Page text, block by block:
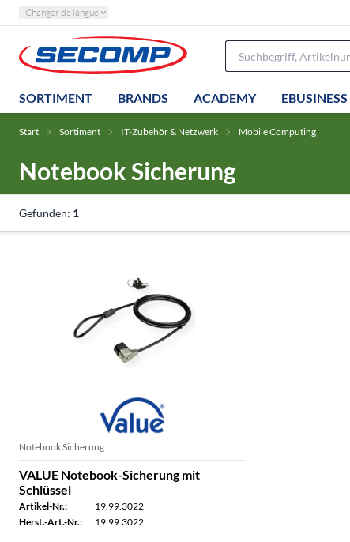
Changer de langue
SORTIMENT BRANDS ACADEMY EBUSINESS
Start Sortiment IT-Zubehör & Netzwerk Mobile Computing
Notebook Sicherung
Gefunden: 1
Notebook Sicherung
VALUE Notebook-Sicherung mit
Schlüssel
Artikel-Nr.:
19.99.3022
Herst.-Art.-Nr.:
19.99.3022